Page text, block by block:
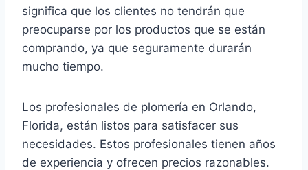
significa que los clientes no tendrán que
preocuparse por los productos que se están
comprando, ya que seguramente durarán
mucho tiempo.
Los profesionales de plomería en Orlando,
Florida, están listos para satisfacer sus
necesidades. Estos profesionales tienen años
de experiencia y ofrecen precios razonables.